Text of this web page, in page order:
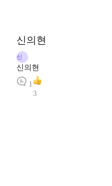
신의현
신
신의현
1
3